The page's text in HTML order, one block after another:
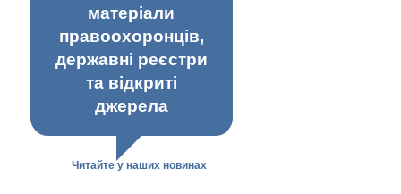
матеріали
правоохоронців,
державні реєстри
та відкриті
джерела
Читайте у наших новинах